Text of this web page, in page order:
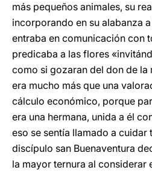
más pequeños animales, su
incorporando en su alabanza
entraba en comunicación con
predicaba a las flores
como si gozaran del don de la
era mucho más que una
cálculo económico, porque
era una hermana, unida a él
eso se sentía llamado a cuidar
discípulo san Buenaventura
la mayor ternura al considerar